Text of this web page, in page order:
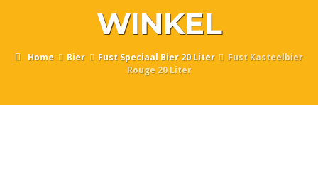
WINKEL
Home Bier Fust Speciaal Bier 20 Liter
Fust Kasteelbier
Rouge 20 Liter